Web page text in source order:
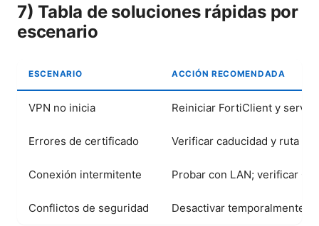
7) Tabla de soluciones rápidas por
escenario
ESCENARIO ACCIÓN RECOMENDADA
VPN no inicia Reiniciar FortiClient y
Errores de certificado Verificar caducidad y ruta de
Conexión intermitente Probar con LAN; verificar
Conflictos de seguridad Desactivar temporalmente